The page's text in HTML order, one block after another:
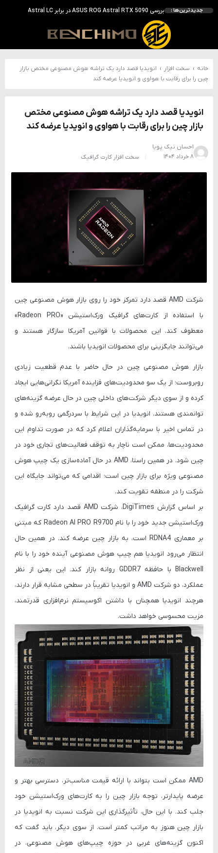
جدیدترین‌ها :
احتمال معرفی GeForce RTX 5070 SUPER با حافظه 18 گیگابایتی؛ ارتقای محسوس نسبت به مدل استاندارد
انویدیا DLSS 5 را با سه مدل هوش مصنوعی معرفی کرد؛ انتقادهای اولیه نتیجه داد
انویدیا پردازنده 88 هسته‌ای Vera را معرفی کرد؛ CPU اختصاصی برای نسل بعدی هوش مصنوعی
بالاخره سنسور Hotspot کارت‌های RTX 50 ظاهر شد؛ HWMonitor 1.65 تنها نماینده نمایش نیست
خانه › سخت افزار › انویدیا قصد دارد یک تراشه هوش مصنوعی مختص بازار
چین را برای رقابت با هواوی و انویدیا عرضه کند
انویدیا قصد دارد یک تراشه هوش مصنوعی مختص
بازار چین را برای رقابت با هواوی و انویدیا عرضه کند
احسان نیک پویا
۸ خرداد ۱۴۰۴
سخت افزار کارت گرافیک
شرکت AMD قصد دارد تمرکز خود را روی بازار هوش مصنوعی چین
با استفاده از کارت‌های گرافیک ورک‌استیشن «Radeon PRO»
معطوف کند. این محصولات با قوانین آمریکا سازگار هستند و
می‌توانند جایگزینی برای محصولات انویدیا باشند.
بازار هوش مصنوعی چین در حال حاضر با عدم قطعیت زیادی
روبروست؛ از یک سو محدودیت‌های فزاینده آمریکا نگرانی‌هایی ایجاد
کرده‌ و از سوی دیگر شرکت‌های داخلی چین در حال عرضه گزینه‌های
توانمندی هستند. انویدیا در این شرایط با سردرگمی روبه‌رو شده و
در تماس اخیر با سرمایه‌گذاران اعلام کرد که در صورت تداوم این
محدودیت‌ها، ممکن است ناچار به توقف فعالیت‌های تجاری خود در
چین شود. در همین راستا، AMD در حال آماده‌سازی یک چیپ هوش
مصنوعی ویژه برای بازار چین است؛ اقدامی که می‌تواند جایگاه این
شرکت را در منطقه تقویت کند.
بر اساس گزارش DigiTimes، شرکت AMD قصد دارد کارت گرافیک
ورک‌استیشن جدید خود را با نام Radeon AI PRO R9700 که مبتنی
بر معماری RDNA4 است، به بازار چین عرضه کند. در همین حال
انتظار می‌رود انویدیا هم چیپ هوش مصنوعی آینده خود را با نام
Blackwell
با حافظه GDDR7 روانه بازار کند. این یعنی از نظر
عملکرد، دو شرکت AMD و انویدیا تقریباً در سطحی مشابه قرار دارند،
هرچند انویدیا همچنان با داشتن اکوسیستم نرم‌افزاری قدرتمند،
مزیت محسوسی خواهد داشت.
AMD ممکن است بتواند با ارائه قیمت مناسب‌تر، دسترسی بهتر و
عرضه پایدارتر، توجه بازار چین را به کارت‌های ورک‌استیشن خود
جلب کند. با این حال، تأثیرگذاری این شرکت نسبت به انویدیا در
بازار چین هنوز به مراتب کمتر است. از سوی دیگر، باید گفت که
اکنون گزینه‌های غربی در حوزه چیپ‌های هوش مصنوعی، در